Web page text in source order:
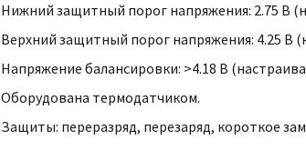
Нижний защитный порог напряжения: 2.75 В
Верхний защитный порог напряжения: 4.25 В
Напряжение балансировки: >4.18 В
Оборудована термодатчиком.
Защиты: переразряд, перезаряд, короткое